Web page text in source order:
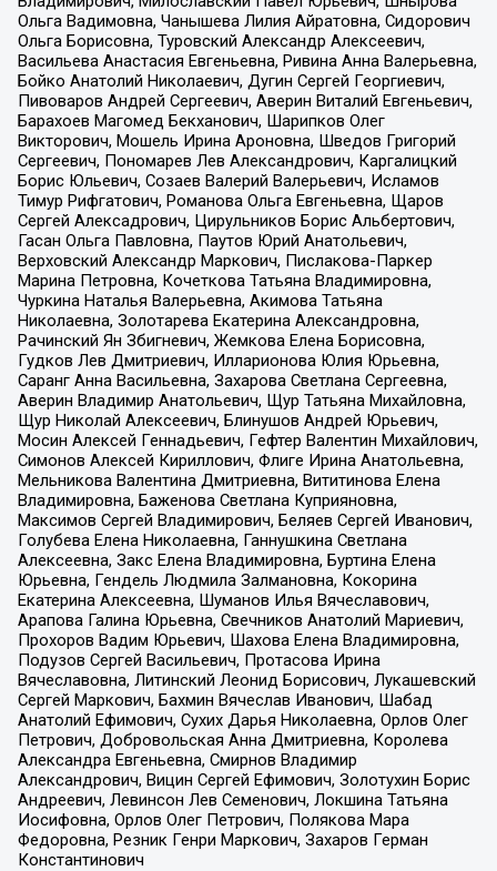
Ольга Вадимовна, Чанышева Лилия Айратовна, Сидорович
Ольга Борисовна, Туровский Александр Алексеевич,
Васильева Анастасия Евгеньевна, Ривина Анна Валерьевна,
Бойко Анатолий Николаевич, Дугин Сергей Георгиевич,
Пивоваров Андрей Сергеевич, Аверин Виталий Евгеньевич,
Барахоев Магомед Бекханович, Шарипков Олег
Викторович, Мошель Ирина Ароновна, Шведов Григорий
Сергеевич, Пономарев Лев Александрович, Каргалицкий
Борис Юльевич, Созаев Валерий Валерьевич, Исламов
Тимур Рифгатович, Романова Ольга Евгеньевна, Щаров
Сергей Алексадрович, Цирульников Борис Альбертович,
Гасан Ольга Павловна, Паутов Юрий Анатольевич,
Верховский Александр Маркович, Пислакова-Паркер
Марина Петровна, Кочеткова Татьяна Владимировна,
Чуркина Наталья Валерьевна, Акимова Татьяна
Николаевна, Золотарева Екатерина Александровна,
Рачинский Ян Збигневич, Жемкова Елена Борисовна,
Гудков Лев Дмитриевич, Илларионова Юлия Юрьевна,
Саранг Анна Васильевна, Захарова Светлана Сергеевна,
Аверин Владимир Анатольевич, Щур Татьяна Михайловна,
Щур Николай Алексеевич, Блинушов Андрей Юрьевич,
Мосин Алексей Геннадьевич, Гефтер Валентин Михайлович,
Симонов Алексей Кириллович, Флиге Ирина Анатольевна,
Мельникова Валентина Дмитриевна, Вититинова Елена
Владимировна, Баженова Светлана Куприяновна,
Максимов Сергей Владимирович, Беляев Сергей Иванович,
Голубева Елена Николаевна, Ганнушкина Светлана
Алексеевна, Закс Елена Владимировна, Буртина Елена
Юрьевна, Гендель Людмила Залмановна, Кокорина
Екатерина Алексеевна, Шуманов Илья Вячеславович,
Арапова Галина Юрьевна, Свечников Анатолий Мариевич,
Прохоров Вадим Юрьевич, Шахова Елена Владимировна,
Подузов Сергей Васильевич, Протасова Ирина
Вячеславовна, Литинский Леонид Борисович, Лукашевский
Сергей Маркович, Бахмин Вячеслав Иванович, Шабад
Анатолий Ефимович, Сухих Дарья Николаевна, Орлов Олег
Петрович, Добровольская Анна Дмитриевна, Королева
Александра Евгеньевна, Смирнов Владимир
Александрович, Вицин Сергей Ефимович, Золотухин Борис
Андреевич, Левинсон Лев Семенович, Локшина Татьяна
Иосифовна, Орлов Олег Петрович, Полякова Мара
Федоровна, Резник Генри Маркович, Захаров Герман
Константинович